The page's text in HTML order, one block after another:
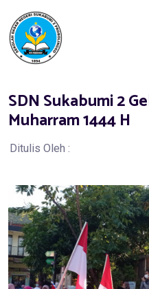
SDN Sukabumi 2
Muharram 1444 H
Ditulis Oleh :